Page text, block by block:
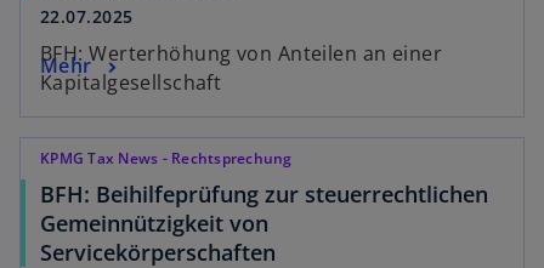
22.07.2025
BFH: Werterhöhung von Anteilen an einer
Kapitalgesellschaft
Mehr
KPMG Tax News - Rechtsprechung
BFH: Beihilfeprüfung zur steuerrechtlichen
Gemeinnützigkeit von
Servicekörperschaften